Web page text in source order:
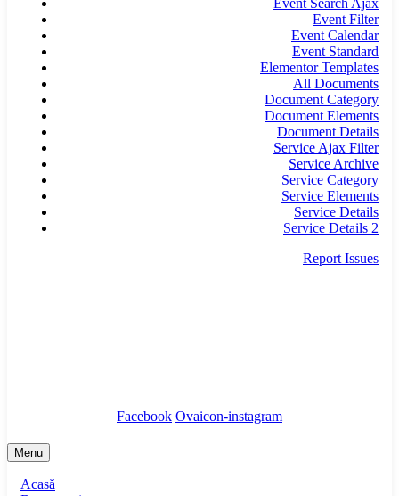
Event Search Ajax
Event Filter
Event Calendar
Event Standard
Elementor Templates
All Documents
Document Category
Document Elements
Document Details
Service Ajax Filter
Service Archive
Service Category
Service Elements
Service Details
Service Details 2
Report Issues
Facebook Ovaicon-instagram
Menu
Acasă